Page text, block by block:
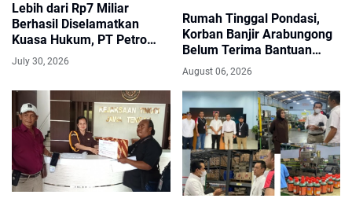
Lebih dari Rp7 Miliar
Berhasil Diselamatkan
Kuasa Hukum, PT Petro
Utama Energi Disomasi
Pembayaran Success Fee
July 30, 2026
Rumah Tinggal Pondasi,
Korban Banjir Arabungong
Belum Terima Bantuan
Pascabencana November
2025
August 06, 2026